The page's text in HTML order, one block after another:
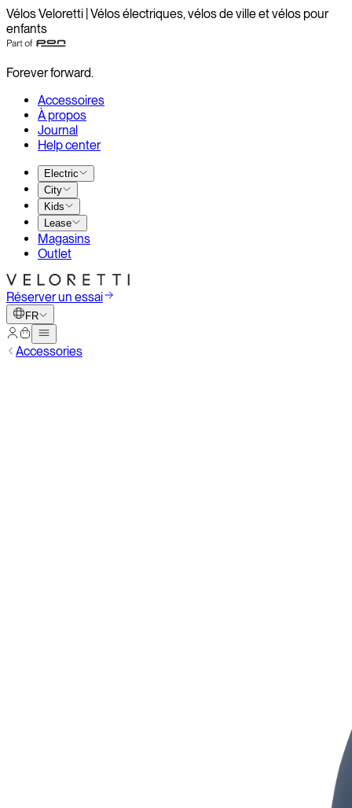
Vélos Veloretti | Vélos électriques, vélos de ville et vélos pour
enfants
Forever forward.
Accessoires
À propos
Journal
Help center
Electric
City
Kids
Lease
Magasins
Outlet
Réserver un essai
FR
Accessories